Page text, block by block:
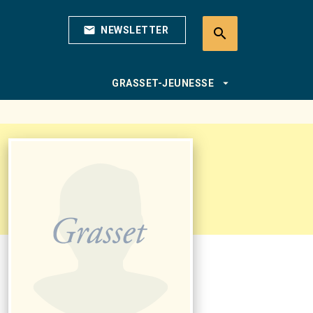
mail NEWSLETTER search
GRASSET-JEUNESSE arrow_drop_down